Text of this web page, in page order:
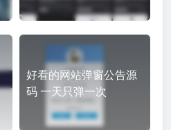
好看的网站弹窗公告源
码 一天只弹一次